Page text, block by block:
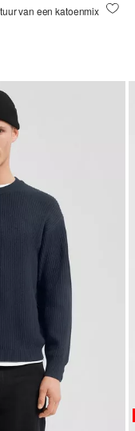
van een katoenmix